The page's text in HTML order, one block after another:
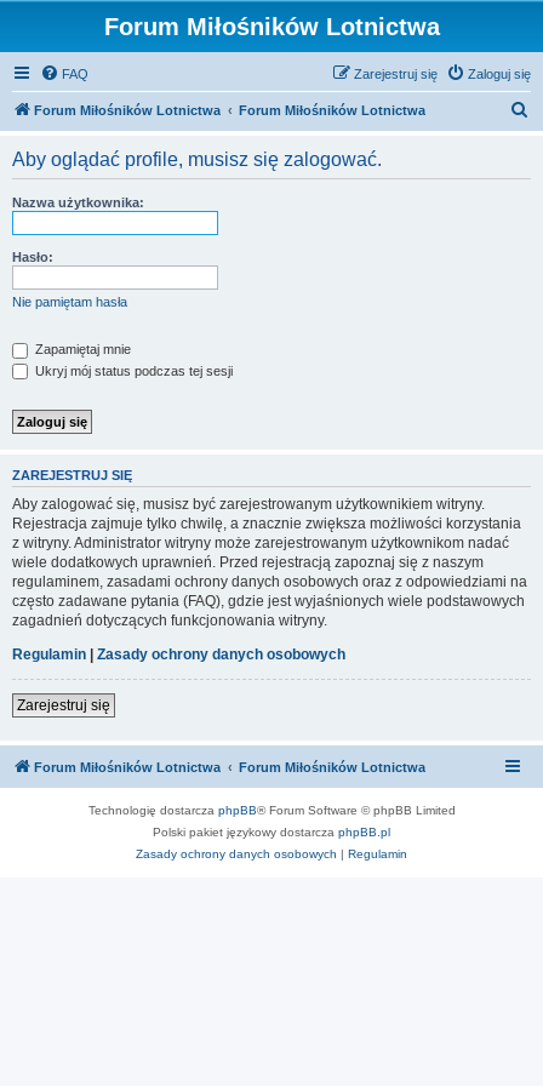
Forum Miłośników Lotnictwa
FAQ Zaloguj się
Zarejestruj się
Forum Miłośników Lotnictwa Forum Miłośników Lotnictwa
Aby oglądać profile, musisz się zalogować.
Nazwa użytkownika:
Hasło:
Nie pamiętam hasła
Zapamiętaj mnie
Ukryj mój status podczas tej sesji
ZAREJESTRUJ SIĘ
Aby zalogować się, musisz być zarejestrowanym użytkownikiem witryny.
Rejestracja zajmuje tylko chwilę, a znacznie zwiększa możliwości korzystania
z witryny. Administrator witryny może zarejestrowanym użytkownikom nadać
wiele dodatkowych uprawnień. Przed rejestracją zapoznaj się z naszym
regulaminem, zasadami ochrony danych osobowych oraz z odpowiedziami na
często zadawane pytania (FAQ), gdzie jest wyjaśnionych wiele podstawowych
zagadnień dotyczących funkcjonowania witryny.
Regulamin | Zasady ochrony danych osobowych
Zarejestruj się
Forum Miłośników Lotnictwa Forum Miłośników Lotnictwa
Technologię dostarcza phpBB® Forum Software © phpBB Limited
Polski pakiet językowy dostarcza phpBB.pl
Zasady ochrony danych osobowych | Regulamin